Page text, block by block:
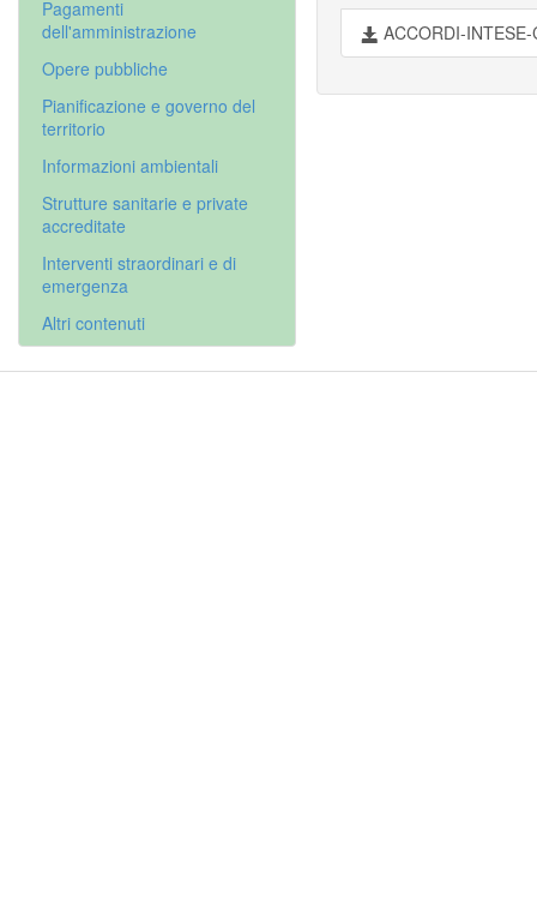
Pagamenti
dell'amministrazione
Opere pubbliche
Pianificazione e governo del
territorio
Informazioni ambientali
Strutture sanitarie e private
accreditate
Interventi straordinari e di
emergenza
Altri contenuti
ACCORDI-